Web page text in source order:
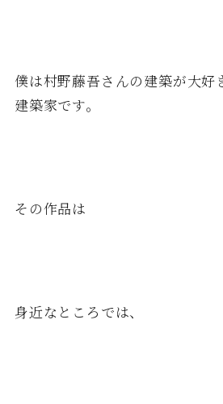
僕は村野藤吾さんの建築が大好
建築家です。
その作品は
身近なところでは、